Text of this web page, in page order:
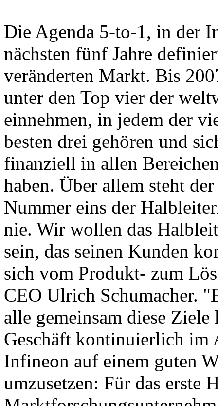
Die Agenda 5-to-1, in der
nächsten fünf Jahre
veränderten Markt. Bis
unter den Top vier der
einnehmen, in jedem der
besten drei gehören und
finanziell in allen
haben. Über allem steht
Nummer eins der
nie. Wir wollen das
sein, das seinen Kunden
sich vom Produkt- zum
CEO Ulrich Schumacher.
alle gemeinsam diese
Geschäft kontinuierlich im
Infineon auf einem guten
umzusetzen: Für das